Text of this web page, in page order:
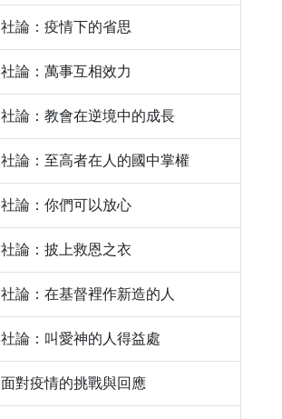
社論：疫情下的省思
社論：萬事互相效力
社論：教會在逆境中的成長
社論：至高者在人的國中掌權
社論：你們可以放心
社論：披上救恩之衣
社論：在基督裡作新造的人
社論：叫愛神的人得益處
面對疫情的挑戰與回應